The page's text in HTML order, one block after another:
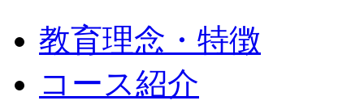
教育理念・特徴
コース紹介